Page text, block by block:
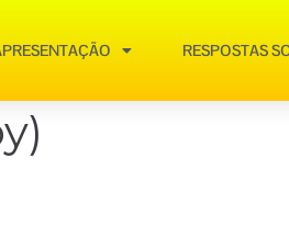
RESPOSTAS